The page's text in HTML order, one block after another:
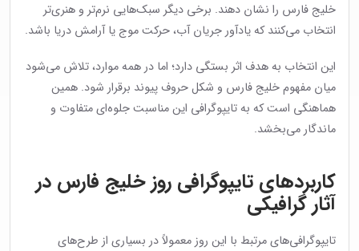
خلیج فارس را نشان دهند. برخی دیگر سبک‌هایی نرم‌تر و هنری‌تر
انتخاب می‌کنند که یادآور جریان آب، حرکت موج یا آرامش دریا باشد.
این انتخاب به هدف اثر بستگی دارد؛ اما در همه موارد، تلاش می‌شود
میان مفهوم خلیج فارس و شکل حروف پیوند برقرار شود. همین
هماهنگی است که به تایپوگرافی این مناسبت جلوه‌ای متفاوت و
ماندگار می‌بخشد.
کاربردهای تایپوگرافی روز خلیج فارس در
آثار گرافیکی
تایپوگرافی‌های مرتبط با این روز معمولاً در بسیاری از طرح‌های